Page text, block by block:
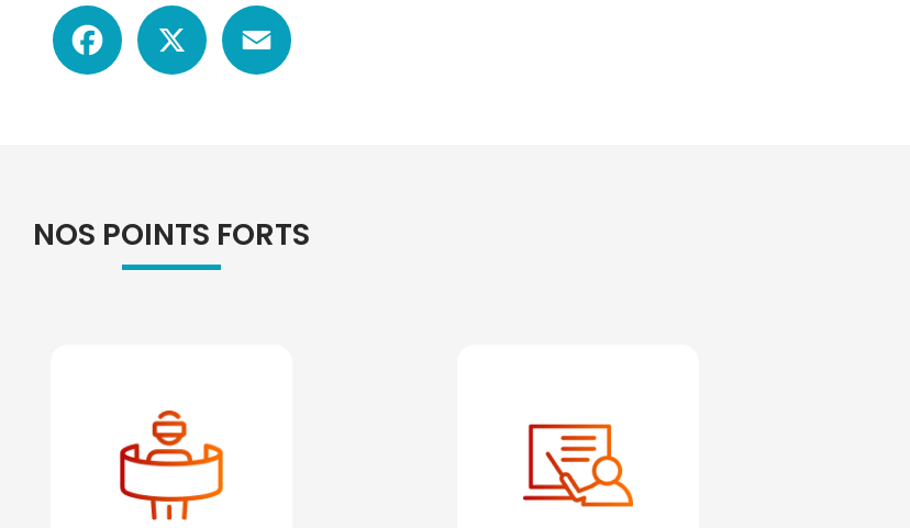
Facebook
NOS POINTS FORTS